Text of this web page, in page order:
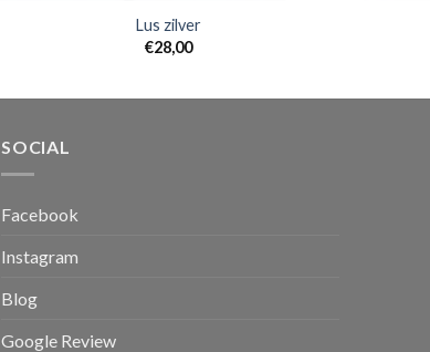
Lus zilver
€28,00
SOCIAL
Facebook
Instagram
Blog
Google Review